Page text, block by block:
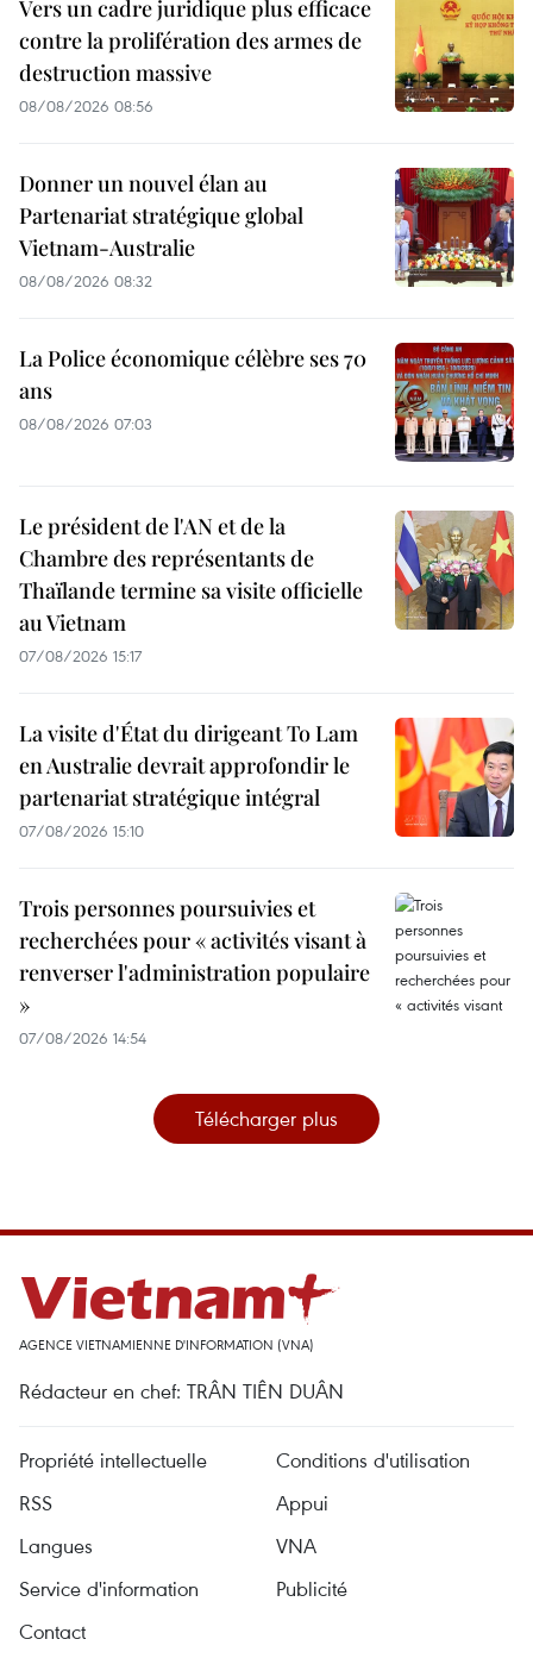
Vers un cadre juridique plus efficace
contre la prolifération des armes de
destruction massive
08/08/2026 08:56
Donner un nouvel élan au
Partenariat stratégique global
Vietnam-Australie
08/08/2026 08:32
La Police économique célèbre ses 70
ans
08/08/2026 07:03
Le président de l'AN et de la
Chambre des représentants de
Thaïlande termine sa visite officielle
au Vietnam
07/08/2026 15:17
La visite d'État du dirigeant To Lam
en Australie devrait approfondir le
partenariat stratégique intégral
07/08/2026 15:10
Trois personnes poursuivies et
recherchées pour « activités visant à
renverser l'administration populaire
»
07/08/2026 14:54
Télécharger plus
AGENCE VIETNAMIENNE D'INFORMATION (VNA)
Rédacteur en chef: TRÂN TIÊN DUÂN
Propriété intellectuelle
Conditions d'utilisation
RSS
Appui
Langues
VNA
Service d'information
Publicité
Contact